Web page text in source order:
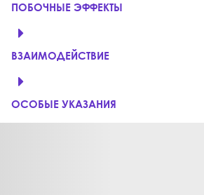
ПОБОЧНЫЕ ЭФФЕКТЫ
ВЗАИМОДЕЙСТВИЕ
ОСОБЫЕ УКАЗАНИЯ